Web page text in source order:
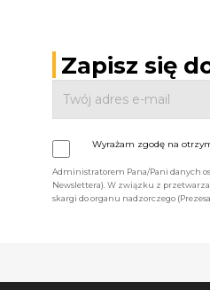
Zapisz się
Wyrażam zgodę na
Administratorem Pana/Pani danych
Newslettera). W związku z
skargi do organu nadzorczego